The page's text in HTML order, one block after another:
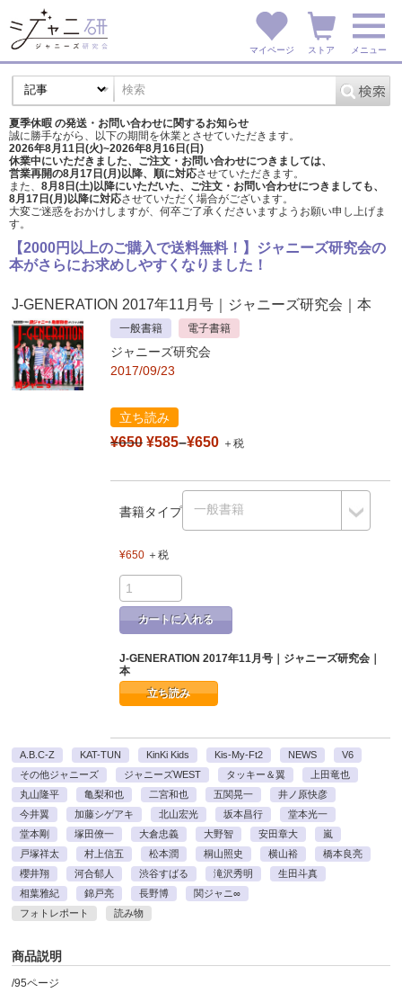
マイページ ストア メニュー
夏季休暇 の発送・お問い合わせに関するお知らせ
誠に勝手ながら、以下の期間を休業とさせていただきます。
2026年8月11日(火)~2026年8月16日(日)
休業中にいただきました、ご注文・お問い合わせにつきましては、
営業再開の8月17日(月)以降、順に対応させていただきます。
また、 8月8日(土)以降にいただいた、ご注文・ お問い合わせにつきましても、
8月17日(月)以降に対応させていただく場合がございます。
大変ご迷惑をおかけしますが、 何卒ご了承くださいますようお願い申し上げま
す。
【2000円以上のご購入で送料無料！】ジャニーズ研究会の
本がさらにお求めしやすくなりました！
J-GENERATION 2017年11月号 ｜ジャニーズ研究会｜本
一般書籍 電子書籍
ジャニーズ研究会
2017/09/23
立ち読み
¥650 ¥585–¥650 ＋税
書籍タイプ
¥650 ＋税
カートに入れる
J-GENERATION 2017年11月号｜ジャニーズ研究会｜
本
立ち読み
A.B.C-Z KAT-TUN KinKi Kids Kis-My-Ft2 NEWS
V6
その他ジャニーズ
ジャニーズWEST タッキー＆翼
上田竜也
丸山隆平
亀梨和也 二宮和也 五関晃一
井ノ原快彦
今井翼
加藤シゲアキ 北山宏光 坂本昌行
堂本光一
堂本剛
塚田僚一 大倉忠義 大野智 安田章大
嵐
戸塚祥太
村上信五 松本潤 桐山照史 横山裕
橋本良亮
櫻井翔
河合郁人 渋谷すばる 滝沢秀明
生田斗真
相葉雅紀
錦戸亮 長野博
関ジャニ∞
フォトレポート
読み物
商品説明
/95ページ